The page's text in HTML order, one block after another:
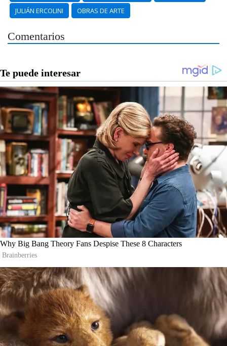
JULIÁN ERCOLINI
OBRAS DE ARTE
Comentarios